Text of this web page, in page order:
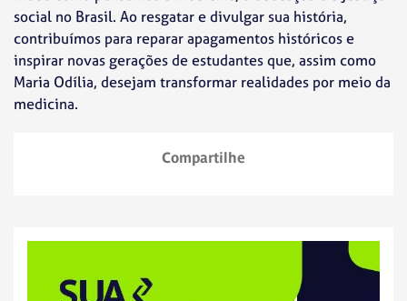
social no Brasil. Ao resgatar e divulgar sua história,
contribuímos para reparar apagamentos históricos e
inspirar novas gerações de estudantes que, assim como
Maria Odília, desejam transformar realidades por meio da
medicina.
Compartilhe